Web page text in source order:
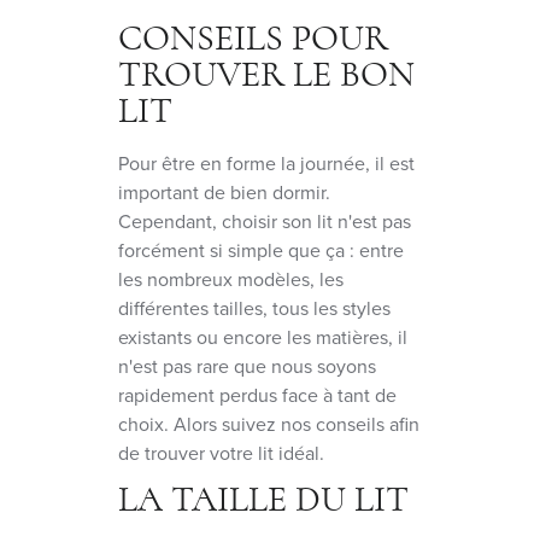
CONSEILS POUR
TROUVER LE BON
LIT
Pour être en forme la journée, il est
important de bien dormir.
Cependant, choisir son lit n'est pas
forcément si simple que ça : entre
les nombreux modèles, les
différentes tailles, tous les styles
existants ou encore les matières, il
n'est pas rare que nous soyons
rapidement perdus face à tant de
choix. Alors suivez nos conseils afin
de trouver votre lit idéal.
LA TAILLE DU LIT